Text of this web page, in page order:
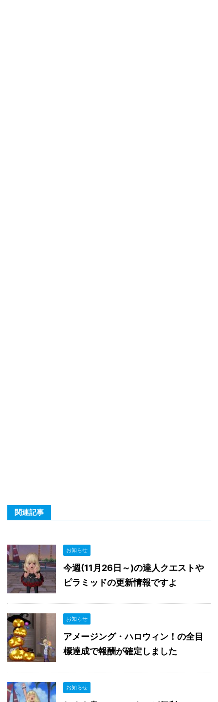
関連記事
お知らせ
今週(11月26日～)の達人クエストや
ピラミッドの更新情報ですよ
お知らせ
アメージング・ハロウィン！の全目
標達成で報酬が確定しました
お知らせ